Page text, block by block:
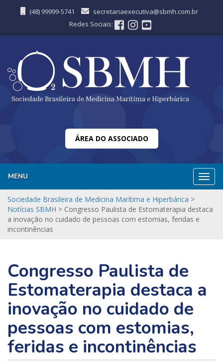
(48) 99999-5741
secretariaexecutiva@sbmh.com.br
Redes Sociais:
ÁREA DO ASSOCIADO
MENU
Sociedade Brasileira de Medicina Marítima e Hiperbárica >
Notícias SBMH > Congresso Paulista de Estomaterapia destaca
a inovação no cuidado de pessoas com estomias, feridas e
incontinências
Congresso Paulista de
Estomaterapia destaca a
inovação no cuidado de
pessoas com estomias,
feridas e incontinências